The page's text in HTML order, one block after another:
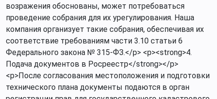
возражения обоснованы, может потребоваться
проведение собрания для их урегулирования. Наша
компания организует такие собрания, обеспечивая их
соответствие требованиям части 3.10 статьи 6
Федерального закона № 315-ФЗ.</p> <p><strong>4.
Подача документов в Росреестр</strong></p>
<p>После согласования местоположения и подготовки
технического плана документы подаются в орган